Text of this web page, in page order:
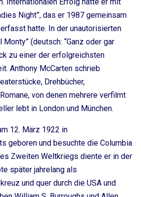
Night”, das er 1987 gemeinsam
hatte. In der unautorisierten
Monty” (deutsch: “Ganz oder gar
zu einer der erfolgreichsten
Anthony McCarten schrieb
Drehbücher,
von denen mehrere verfilmt
lebt in London und München.
12. März 1922 in
geboren und besuchte die Columbia
Zweiten Weltkriegs diente er in der
später jahrelang als
und quer durch die USA und